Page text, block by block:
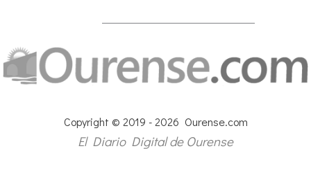
Copyright © 2019 - 2026 Ourense.com
El Diario Digital de Ourense